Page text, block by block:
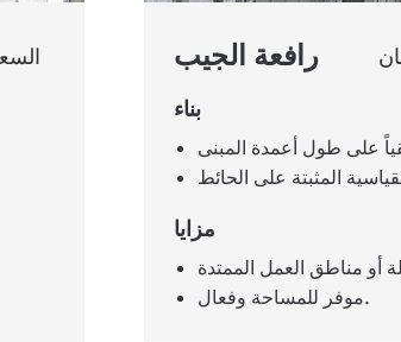
رافعة الجيب
بناء
مزايا
موفر للمساحة وفعال.